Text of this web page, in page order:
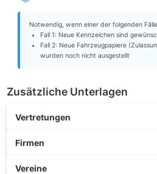
Notwendig, wenn einer der folgenden
Fall 1: Neue Kennzeichen sind
Fall 2: Neue Fahrzeugpapiere
wurden noch nicht ausgestellt
Zusätzliche Unterlagen
Vertretungen
Firmen
Vereine